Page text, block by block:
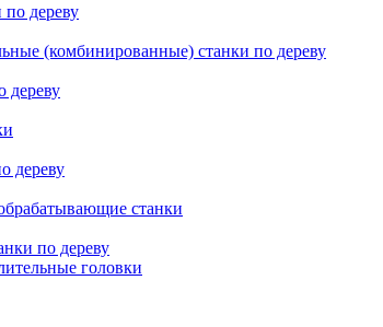
дереву
(комбинированные) станки по дереву
дереву
дереву
станки
по дереву
головки